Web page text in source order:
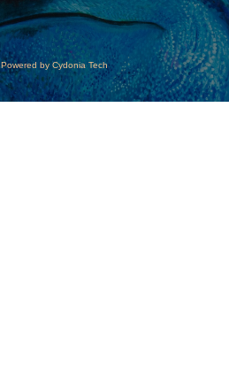
Powered by Cydonia Tech